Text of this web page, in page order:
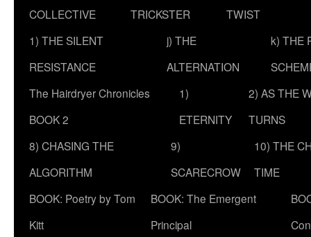
COLLECTIVE
TRICKSTER
TWIST
1) THE SILENT
RESISTANCE
j) THE
ALTERNATION
k) THE
The Hairdryer Chronicles
BOOK 2
1)
ETERNITY
2) AS THE
TURNS
8) CHASING THE
ALGORITHM
9)
SCARECROW
10) THE
TIME
BOOK: Poetry by Tom
Kitt
BOOK: The Emergent
Principal